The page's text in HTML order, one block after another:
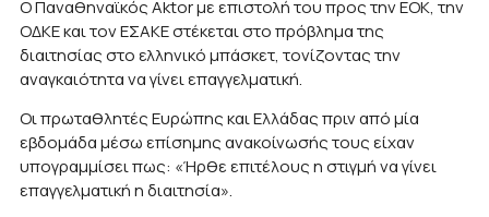
Ο Παναθηναϊκός Aktor με επιστολή του προς την ΕΟΚ, την
ΟΔΚΕ και τον ΕΣΑΚΕ στέκεται στο πρόβλημα της
διαιτησίας στο ελληνικό μπάσκετ, τονίζοντας την
αναγκαιότητα να γίνει επαγγελματική.
Οι πρωταθλητές Ευρώπης και Ελλάδας πριν από μία
εβδομάδα μέσω επίσημης ανακοίνωσής τους είχαν
υπογραμμίσει πως: «Ήρθε επιτέλους η στιγμή να γίνει
επαγγελματική η διαιτησία».